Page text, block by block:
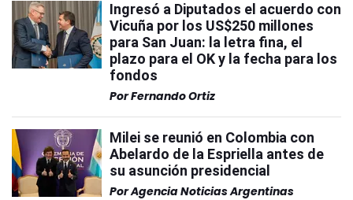
Ingresó a Diputados el acuerdo con
Vicuña por los US$250 millones
para San Juan: la letra fina, el
plazo para el OK y la fecha para los
fondos
PorFernando Ortiz
Milei se reunió en Colombia con
Abelardo de la Espriella antes de
su asunción presidencial
PorAgencia Noticias Argentinas